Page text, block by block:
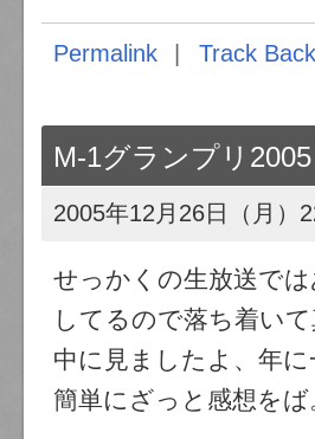
Permalink Track Back
M-1グランプリ2005
2005年12月26日（月）
せっかくの生放送で
してるので落ち着い
中に見ましたよ、年に
簡単にざっと感想をば